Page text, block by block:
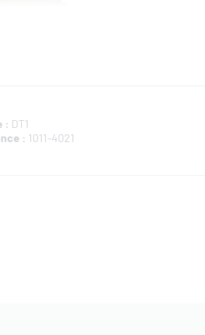
: DT1
: 1011-4021